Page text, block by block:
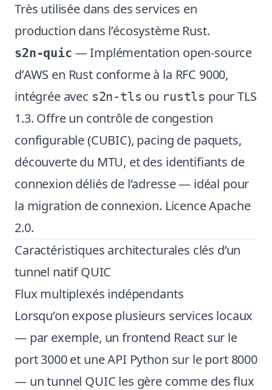
Très utilisée dans des services en
production dans l’écosystème Rust.
s2n-quic — Implémentation open-source
d’AWS en Rust conforme à la RFC 9000,
intégrée avec s2n-tls ou rustls pour TLS
1.3. Offre un contrôle de congestion
configurable (CUBIC), pacing de paquets,
découverte du MTU, et des identifiants de
connexion déliés de l’adresse — idéal pour
la migration de connexion. Licence Apache
2.0.
Caractéristiques architecturales clés d’un
tunnel natif QUIC
Flux multiplexés indépendants
Lorsqu’on expose plusieurs services locaux
— par exemple, un frontend React sur le
port 3000 et une API Python sur le port 8000
— un tunnel QUIC les gère comme des flux